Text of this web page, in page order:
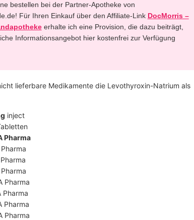
bestellen bei der Partner-Apotheke von
Für Ihren Einkauf über den Affiliate-Link DocMorris –
erhalte ich eine Provision, die dazu beiträgt,
Informationsangebot hier kostenfrei zur Verfügung
lieferbare Medikamente die Levothyroxin-Natrium als
inject
Pharma
Pharma
Pharma
Pharma
Pharma